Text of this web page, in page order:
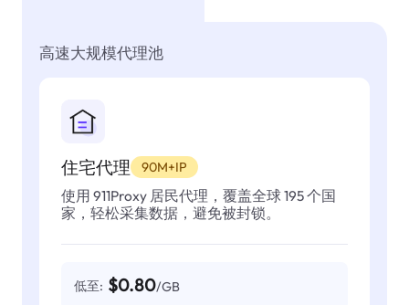
高速大规模代理池
住宅代理 90M+IP
使用 911Proxy 居民代理，覆盖全球 195 个国
家，轻松采集数据，避免被封锁。
低至: $0.80/GB